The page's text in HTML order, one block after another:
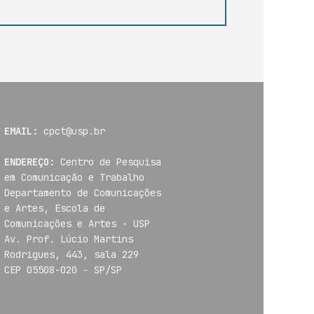
EMAIL: cpct@usp.br
ENDEREÇO:
Centro de Pesquisa
em Comunicação e Trabalho
Departamento de Comunicações
e Artes, Escola de
Comunicações e Artes - USP
Av. Prof. Lúcio Martins
Rodrigues, 443, sala 229
CEP 05508-020 - SP/SP